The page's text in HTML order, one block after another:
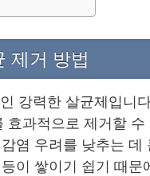
제거 방법
강력한 살균제입니
과적으로 제거할
염 우려를 낮추는 데
이 쌓이기 쉽기 때문